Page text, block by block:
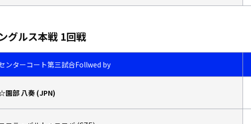
グルス本戦 1回戦
ンターコート第三試合Follwed by
園部 八奏 (JPN)